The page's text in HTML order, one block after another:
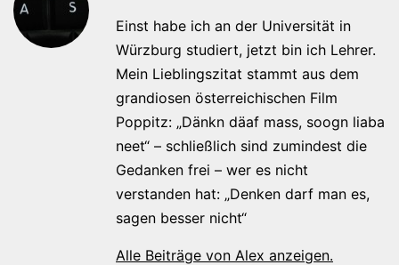
Einst habe ich an der Universität in
Würzburg studiert, jetzt bin ich Lehrer.
Mein Lieblingszitat stammt aus dem
grandiosen österreichischen Film
Poppitz: „Dänkn däaf mass, soogn liaba
neet“ – schließlich sind zumindest die
Gedanken frei – wer es nicht
verstanden hat: „Denken darf man es,
sagen besser nicht“
Alle Beiträge von Alex anzeigen.